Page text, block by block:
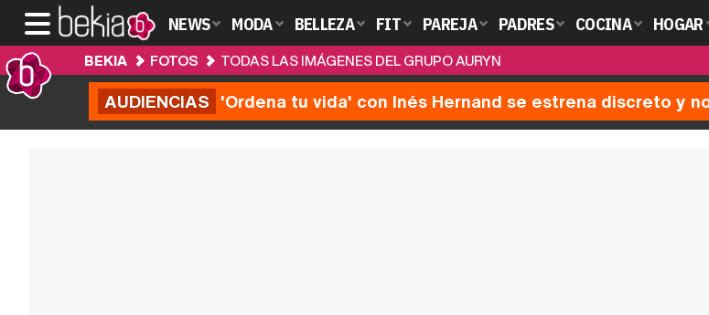
NEWS MODA BELLEZA FIT PAREJA PADRES COCINA HOGAR
BEKIA FOTOS TODAS LAS IMÁGENES DEL GRUPO AURYN
AUDIENCIAS 'Ordena tu vida' con Inés Hernand se estrena discreto y